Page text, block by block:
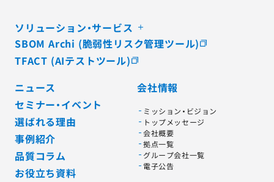
ソリューション・サービス
SBOM Archi (脆弱性リスク管理ツール)
TFACT (AIテストツール)
ニュース
セミナー・イベント
選ばれる理由
事例紹介
品質コラム
お役立ち資料
会社情報
ミッション・ビジョン
トップメッセージ
会社概要
拠点一覧
グループ会社一覧
電子公告